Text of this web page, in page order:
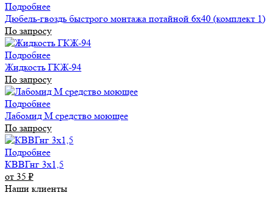
Подробнее
Дюбель-гвоздь быстрого монтажа потайной 6х40 (комплект 1)
По запросу
Подробнее
Жидкость ГКЖ-94
По запросу
Подробнее
Лабомид М средство моющее
По запросу
Подробнее
КВВГнг 3х1,5
от 35 ₽
Наши клиенты